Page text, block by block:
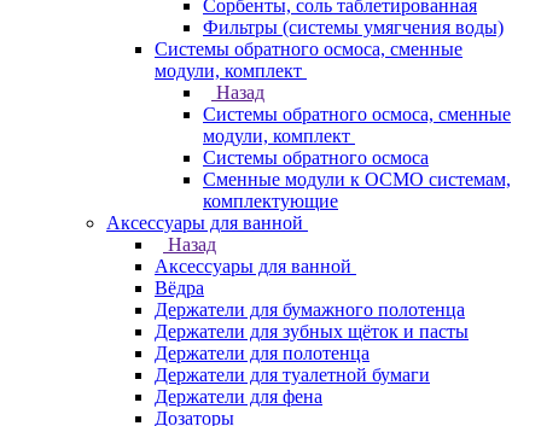
Сорбенты, соль таблетированная
Фильтры (системы умягчения воды)
Системы обратного осмоса, сменные
модули, комплект
Назад
Системы обратного осмоса, сменные
модули, комплект
Системы обратного осмоса
Сменные модули к ОСМО системам,
комплектующие
Аксессуары для ванной
Назад
Аксессуары для ванной
Вёдра
Держатели для бумажного полотенца
Держатели для зубных щёток и пасты
Держатели для полотенца
Держатели для туалетной бумаги
Держатели для фена
Дозаторы